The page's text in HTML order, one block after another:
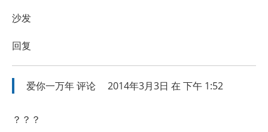
沙发
回复
爱你一万年评论 2014年3月3日 在 下午 1:52
？？？